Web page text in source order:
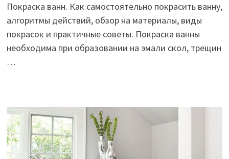
Покраска ванн. Как самостоятельно покрасить ванну,
алгоритмы действий, обзор на материалы, виды
покрасок и практичные советы. Покраска ванны
необходима при образовании на эмали скол, трещин
…